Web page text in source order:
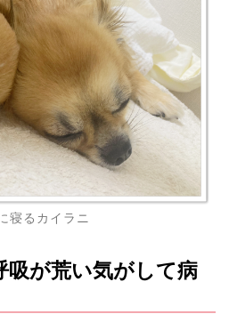
寝るカイラニ
吸が荒い気がして病